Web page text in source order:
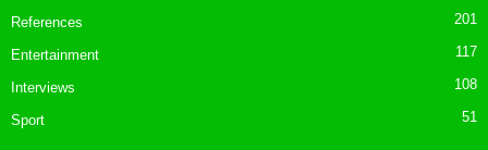
References 201
Entertainment 117
Interviews 108
Sport 51